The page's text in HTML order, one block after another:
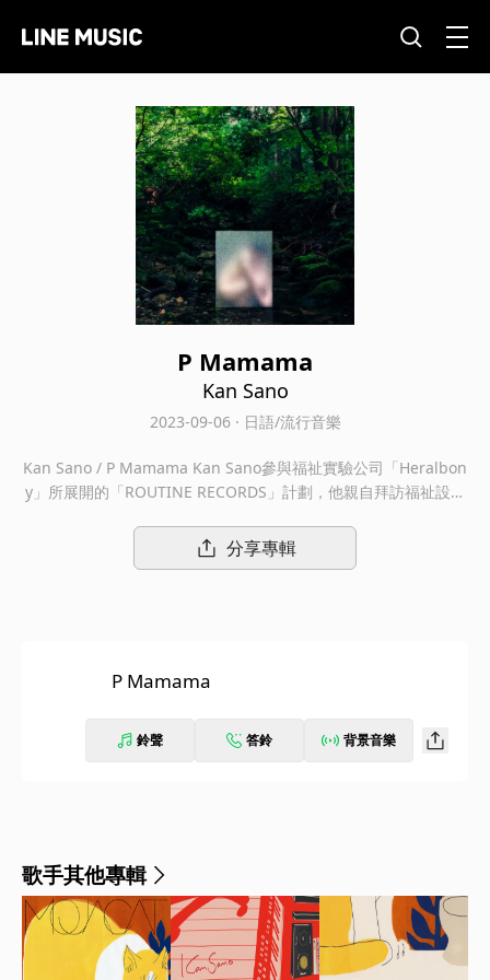
P Mamama
Kan Sano
2023-09-06 · 日語/流行音樂
Kan Sano / P Mamama Kan Sano參與福祉實驗公司「Heralbon
y」所展開的「ROUTINE RECORDS」計劃，他親自拜訪福祉設施
慣行為（即知識障礙者在日常生活中習慣重複的行為，俗稱「Rou
tine」）為基礎，創作了實驗性的音樂作品。
分享專輯
P Mamama
鈴聲 答鈴 背景音樂
歌手其他專輯